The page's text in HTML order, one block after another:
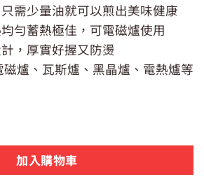
。
價
格：
NT$1,990。
需少量油就可以煎出美味健康
勻蓄熱極佳，可電磁爐使用
，厚實好握又防燙
爐、瓦斯爐、黑晶爐、電熱爐等
製TORI系列22cm陶瓷湯鍋(雙耳深鍋)
加入購物車